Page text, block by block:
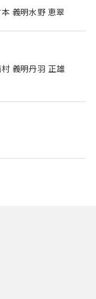
義明水野 恵翠
義明丹羽 正雄